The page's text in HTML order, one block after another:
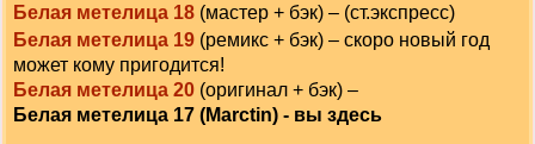
Белая метелица 18 (мастер + бэк) – (ст.экспресс)
Белая метелица 19 (ремикс + бэк) – скоро новый год
может кому пригодится!
Белая метелица 20 (оригинал + бэк) –
Белая метелица 17 (Marctin) - вы здесь